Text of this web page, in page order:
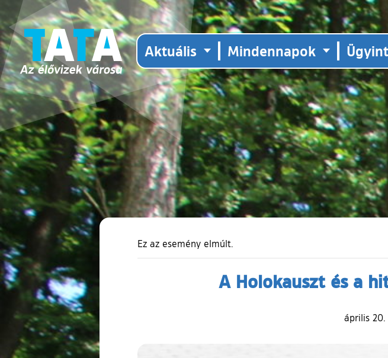
Aktuális Mindennapok
Ez az esemény elmúlt.
A Holokauszt és a
április 20.